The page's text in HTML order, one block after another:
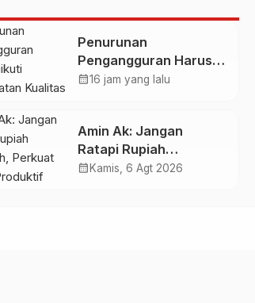
Penurunan
Pengangguran Harus
Diikuti Peningkatan
calendar_month16 jam yang lalu
Amin Ak: Jangan
Ratapi Rupiah
Melemah, Perkuat
calendar_month Kamis, 6 Agt 2026